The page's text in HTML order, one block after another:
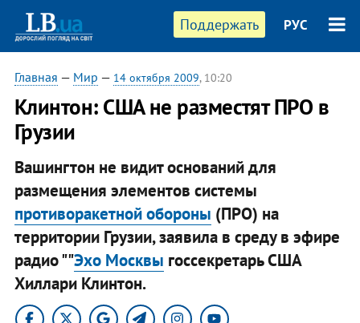
Поддержать РУС
Главная — Мир — 14 октября 2009, 10:20
Клинтон: США не разместят ПРО в
Грузии
Вашингтон не видит оснований для
размещения элементов системы
противоракетной обороны (ПРО) на
территории Грузии, заявила в среду в эфире
радио ""Эхо Москвы госсекретарь США
Хиллари Клинтон.